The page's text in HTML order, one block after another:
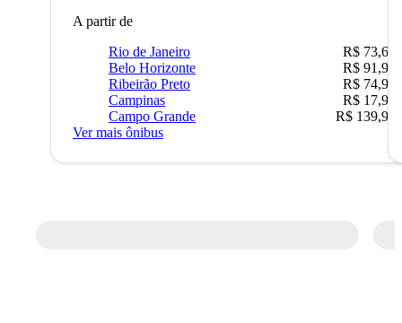
A partir de
Rio de Janeiro
R$ 73,68
Belo Horizonte
R$ 91,90
Ribeirão Preto
R$ 74,90
Campinas
R$ 17,90
Campo Grande
R$ 139,90
Ver mais ônibus